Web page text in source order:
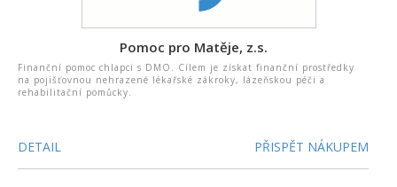
Pomoc pro Matěje, z.s.
Finanční pomoc chlapci s DMO. Cílem je získat finanční prostředky
na pojišťovnou nehrazené lékařské zákroky, lázeňskou péči a
rehabilitační pomůcky.
DETAIL PŘISPĚT NÁKUPEM